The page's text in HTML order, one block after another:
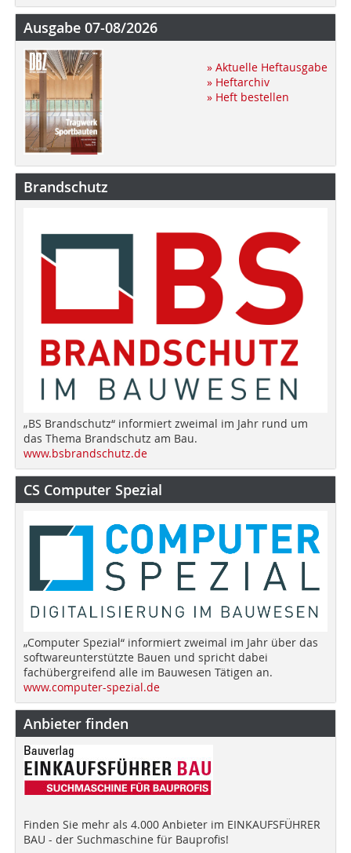
Ausgabe 07-08/2026
» Aktuelle Heftausgabe
» Heftarchiv
» Heft bestellen
Brandschutz
„BS Brandschutz“ informiert zweimal im Jahr rund um
das Thema Brandschutz am Bau.
www.bsbrandschutz.de
CS Computer Spezial
„Computer Spezial“ informiert zweimal im Jahr über das
softwareunterstützte Bauen und spricht dabei
fachübergreifend alle im Bauwesen Tätigen an.
www.computer-spezial.de
Anbieter finden
Finden Sie mehr als 4.000 Anbieter im EINKAUFSFÜHRER
BAU - der Suchmaschine für Bauprofis!